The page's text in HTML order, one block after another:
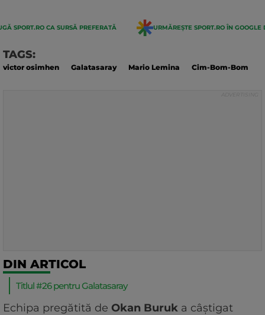
SPORT.RO CA SURSĂ PREFERATĂ URMĂREȘTE SPORT.RO ÎN GOOGLE
TAGS:
victor osimhen Galatasaray Mario Lemina Cim-Bom-Bom
DIN ARTICOL
Titlul #26 pentru Galatasaray
Echipa pregătită de Okan Buruk a câștigat